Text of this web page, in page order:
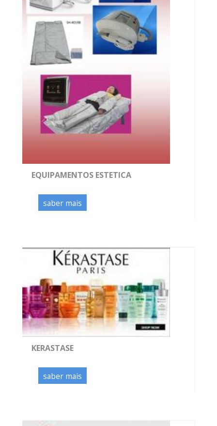
EQUIPAMENTOS ESTETICA
saber mais
KERASTASE
saber mais